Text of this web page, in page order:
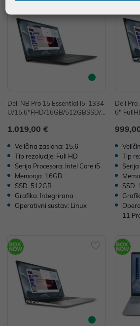
Dell NB Pro 15 Essential i5-1334
U/15.6"FHD/16GB/512GBSSD/Ir
1.019,00 €
Veličina zaslona: 15.6
Tip rezolucije: Full HD
Serija Procesora: Intel Core i5
Memorija: 16GB
SSD: 512GB
Grafika: Integrirana
Operativni sustav: Linux
Dell Pro
6"
Tip
SSD:
11